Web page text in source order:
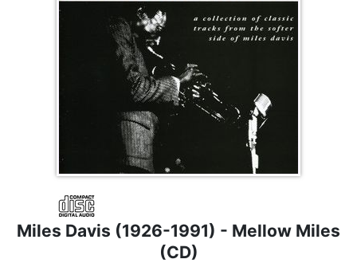
Miles Davis (1926-1991) - Mellow Miles
(CD)